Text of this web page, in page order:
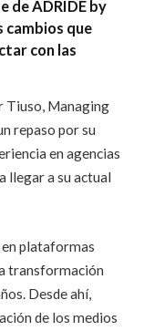
de ADRIDE by
cambios que
con las
Tiuso, Managing
repaso por su
en agencias
llegar a su actual
plataformas
transformación
Desde ahí,
de los medios